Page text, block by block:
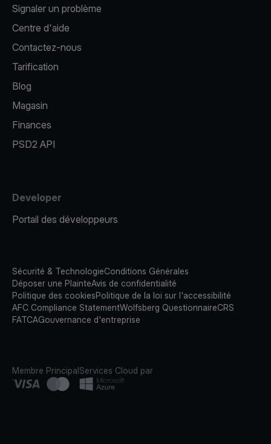
Signaler un problème
Centre d'aide
Contactez-nous
Tarification
Blog
Magasin
Finances
PSD2 API
Developer
Portail des développeurs
Sécurité & TechnologieConditions Générales
Déposer une PlainteAvis de confidentialité
Politique des cookiesPolitique de la loi sur l'accessibilité
AFC Compliance StatementWolfsberg QuestionnaireCRS
FATCAGouvernance d'entreprise
Membre PrincipalServices Cloud par